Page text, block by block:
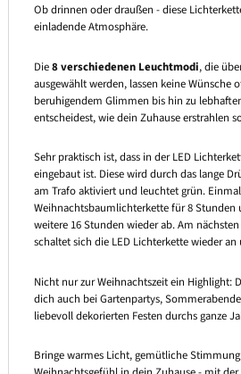
Ob drinnen oder draußen - diese
einladende Atmosphäre.
Die8 verschiedenen Leuchtmodi, die
ausgewählt werden, lassen keine Wünsche
beruhigendem Glimmen bis hin zu
entscheidest, wie dein Zuhause erstrahlen
Sehr praktisch ist, dass in der LED
eingebaut ist. Diese wird durch das lange
am Trafo aktiviert und leuchtet grün.
Weihnachtsbaumlichterkette für 8 Stunden
weitere 16 Stunden wieder ab. Am
schaltet sich die LED Lichterkette wieder
Nicht nur zur Weihnachtszeit ein Highlight:
dich auch bei Gartenpartys,
liebevoll dekorierten Festen durchs ganze
Bringe warmes Licht, gemütliche